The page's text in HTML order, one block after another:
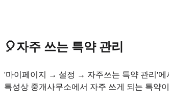
🎈자주 쓰는 특약 관리
'마이페이지 → 설정 → 자주쓰는 특약 관리'에
특성상 중개사무소에서 자주 쓰게 되는 특약